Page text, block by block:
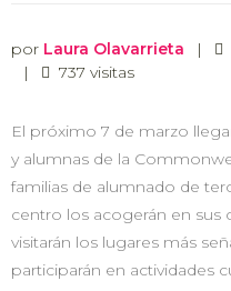
por Laura Olavarrieta |
|
737 visitas
El próximo 7 de marzo
y alumnas de la
familias de alumnado de
centro los acogerán en sus
visitarán los lugares más
participarán en actividades